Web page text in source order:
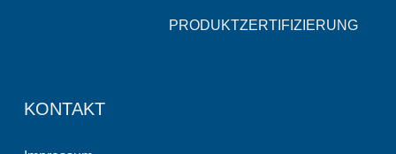
PRODUKTZERTIFIZIERUNG
KONTAKT